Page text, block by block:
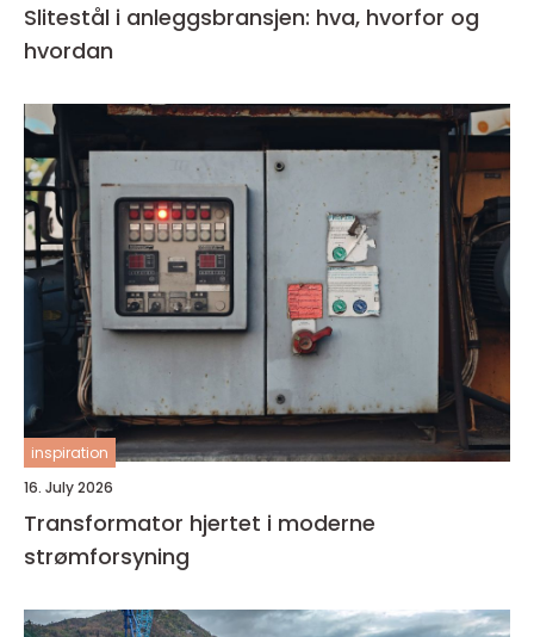
Slitestål i anleggsbransjen: hva, hvorfor og
hvordan
inspiration
16. July 2026
Transformator hjertet i moderne
strømforsyning